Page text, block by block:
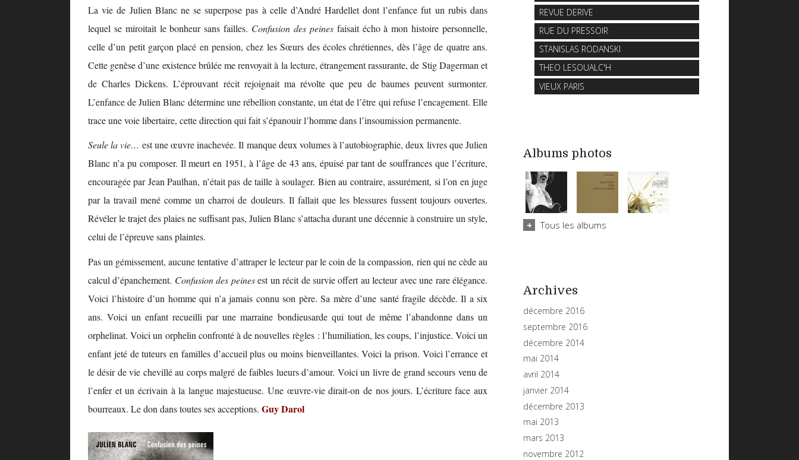
La vie de Julien Blanc ne se superpose pas à celle d’André Hardellet dont l’enfance fut un rubis dans
lequel se miroitait le bonheur sans failles. Confusion des peines faisait écho à mon histoire personnelle,
celle d’un petit garçon placé en pension, chez les Sœurs des écoles chrétiennes, dès l’âge de quatre ans.
Cette genèse d’une existence brûlée me renvoyait à la lecture, étrangement rassurante, de Stig Dagerman et
de Charles Dickens. L’éprouvant récit rejoignait ma révolte que peu de baumes peuvent surmonter.
L’enfance de Julien Blanc détermine une rébellion constante, un état de l’être qui refuse l’encagement. Elle
trace une voie libertaire, cette direction qui fait s’épanouir l’homme dans l’insoumission permanente.
Seule la vie… est une œuvre inachevée. Il manque deux volumes à l’autobiographie, deux livres que Julien
Blanc n’a pu composer. Il meurt en 1951, à l’âge de 43 ans, épuisé par tant de souffrances que l’écriture,
encouragée par Jean Paulhan, n’était pas de taille à soulager. Bien au contraire, assurément, si l’on en juge
par la travail mené comme un charroi de douleurs. Il fallait que les blessures fussent toujours ouvertes.
Révéler le trajet des plaies ne suffisant pas, Julien Blanc s’attacha durant une décennie à construire un style,
celui de l’épreuve sans plaintes.
Pas un gémissement, aucune tentative d’attraper le lecteur par le coin de la compassion, rien qui ne cède au
calcul d’épanchement. Confusion des peinesest un récit de survie offert au lecteur avec une rare élégance.
Voici l’histoire d’un homme qui n’a jamais connu son père. Sa mère d’une santé fragile décède. Il a six
ans. Voici un enfant recueilli par une marraine bondieusarde qui tout de même l’abandonne dans un
orphelinat. Voici un orphelin confronté à de nouvelles règles : l’humiliation, les coups, l’injustice. Voici un
enfant jeté de tuteurs en familles d’accueil plus ou moins bienveillantes. Voici la prison. Voici l’errance et
le désir de vie chevillé au corps malgré de faibles lueurs d’amour. Voici un livre de grand secours venu de
l’enfer et un écrivain à la langue majestueuse. Une œuvre-vie dirait-on de nos jours. L’écriture face aux
bourreaux. Le don dans toutes ses acceptions. Guy Darol
REVUE DERIVE
RUE DU PRESSOIR
STANISLAS RODANSKI
THEO LESOUALC'H
VIEUX PARIS
Albums photos
Tous les albums
Archives
décembre 2016
septembre 2016
décembre 2014
mai 2014
avril 2014
janvier 2014
décembre 2013
mai 2013
mars 2013
novembre 2012